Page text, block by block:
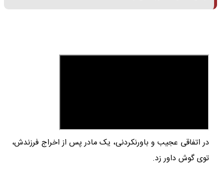
در اتفاقی عجیب و باورنکردنی، یک مادر پس از اخراج فرزندش،
توی گوش داور زد.